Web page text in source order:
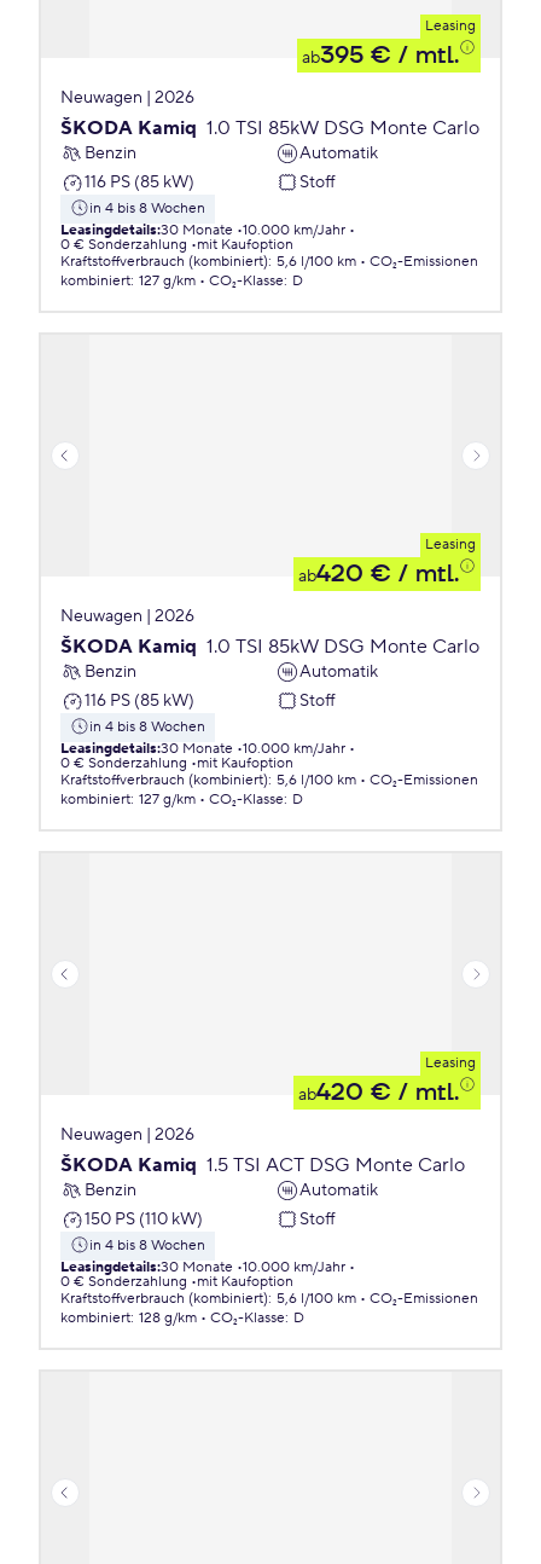
Leasing
ab395 € / mtl.
Neuwagen | 2026
ŠKODA Kamiq 1.0 TSI 85kW DSG Monte Carlo
Benzin
Automatik
116 PS (85 kW)
Stoff
in 4 bis 8 Wochen
Leasingdetails:30 Monate 10.000 km/Jahr
0 € Sonderzahlung
mit Kaufoption
Kraftstoffverbrauch (kombiniert): 5,6 l/100 km
CO₂-Emissionen
kombiniert: 127 g/km CO₂-Klasse: D
Leasing
ab420 € / mtl.
Neuwagen | 2026
ŠKODA Kamiq 1.0 TSI 85kW DSG Monte Carlo
Benzin
Automatik
116 PS (85 kW)
Stoff
in 4 bis 8 Wochen
Leasingdetails:30 Monate 10.000 km/Jahr
0 € Sonderzahlung
mit Kaufoption
Kraftstoffverbrauch (kombiniert): 5,6 l/100 km
CO₂-Emissionen
kombiniert: 127 g/km CO₂-Klasse: D
Leasing
ab420 € / mtl.
Neuwagen | 2026
ŠKODA Kamiq 1.5 TSI ACT DSG Monte Carlo
Benzin
Automatik
150 PS (110 kW)
Stoff
in 4 bis 8 Wochen
Leasingdetails:30 Monate 10.000 km/Jahr
0 € Sonderzahlung
mit Kaufoption
Kraftstoffverbrauch (kombiniert): 5,6 l/100 km
CO₂-Emissionen
kombiniert: 128 g/km CO₂-Klasse: D